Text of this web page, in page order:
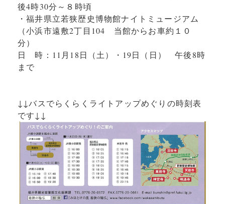
後4時30分～８時頃
・福井県立若狭歴史博物館ナイトミュージアム
（小浜市遠敷2丁目104 当館からお車約１０
分）
日 時：11月18日（土）・19日（日） 午後8時
まで
↓↓バスでらくらくライトアップめぐりの時刻表
です↓↓